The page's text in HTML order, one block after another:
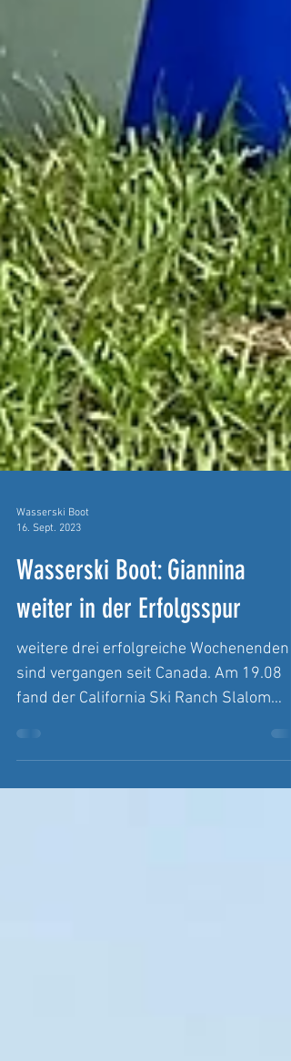
Wasserski Boot
Wasserski Boot: Giannina
weiter in der Erfolgsspur
weitere drei erfolgreiche Wochenenden
sind vergangen seit Canada. Am 19.08
fand der California Ski Ranch Slalom